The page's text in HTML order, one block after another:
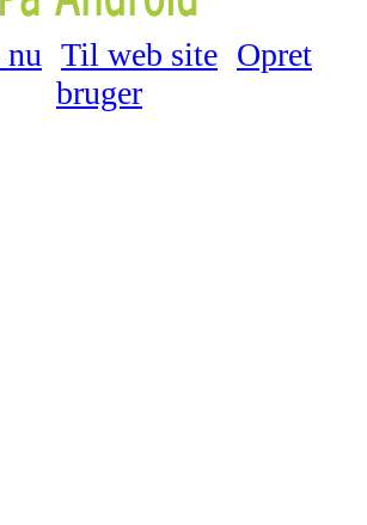
Til web site Opret
bruger